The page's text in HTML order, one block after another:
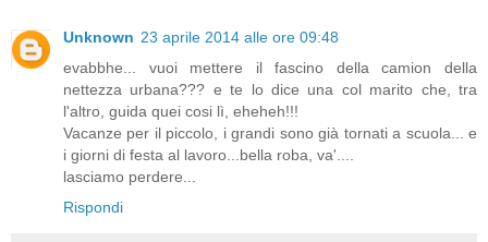
Unknown 23 aprile 2014 alle ore 09:48
evabbhe... vuoi mettere il fascino della camion della
nettezza urbana??? e te lo dice una col marito che, tra
l'altro, guida quei cosi lì, eheheh!!!
Vacanze per il piccolo, i grandi sono già tornati a scuola... e
i giorni di festa al lavoro...bella roba, va'....
lasciamo perdere...
Rispondi